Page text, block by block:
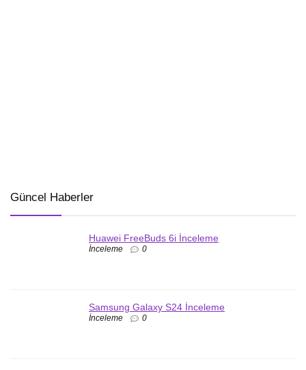
Güncel Haberler
Huawei FreeBuds 6i İnceleme
İnceleme 0
Samsung Galaxy S24 İnceleme
İnceleme 0